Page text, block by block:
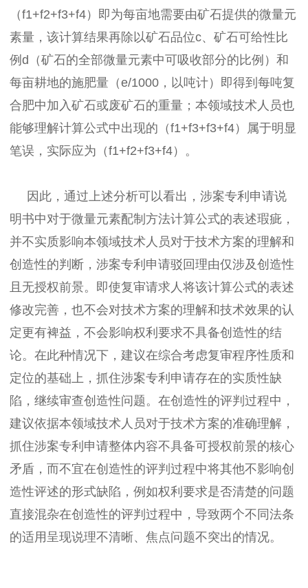
（f1+f2+f3+f4）即为每亩地需要由矿石提供的微量元
素量，该计算结果再除以矿石品位c、矿石可给性比
例d（矿石的全部微量元素中可吸收部分的比例）和
每亩耕地的施肥量（e/1000，以吨计）即得到每吨复
合肥中加入矿石或废矿石的重量；本领域技术人员也
能够理解计算公式中出现的（f1+f3+f3+f4）属于明显
笔误，实际应为（f1+f2+f3+f4）。
因此，通过上述分析可以看出，涉案专利申请说
明书中对于微量元素配制方法计算公式的表述瑕疵，
并不实质影响本领域技术人员对于技术方案的理解和
创造性的判断，涉案专利申请驳回理由仅涉及创造性
且无授权前景。即使复审请求人将该计算公式的表述
修改完善，也不会对技术方案的理解和技术效果的认
定更有裨益，不会影响权利要求不具备创造性的结
论。在此种情况下，建议在综合考虑复审程序性质和
定位的基础上，抓住涉案专利申请存在的实质性缺
陷，继续审查创造性问题。在创造性的评判过程中，
建议依据本领域技术人员对于技术方案的准确理解，
抓住涉案专利申请整体内容不具备可授权前景的核心
矛盾，而不宜在创造性的评判过程中将其他不影响创
造性评述的形式缺陷，例如权利要求是否清楚的问题
直接混杂在创造性的评判过程中，导致两个不同法条
的适用呈现说理不清晰、焦点问题不突出的情况。